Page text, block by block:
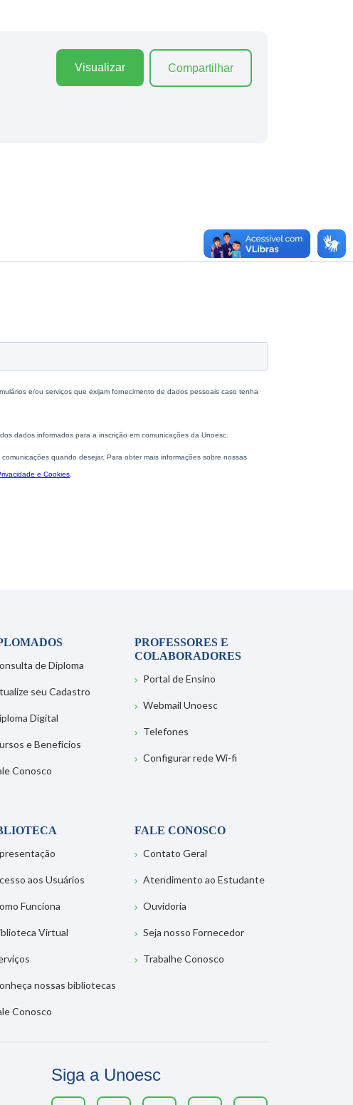
Visualizar Compartilhar
de Diploma
seu Cadastro
Digital
e Benefícios
Conosco
PROFESSORES E
COLABORADORES
Portal de Ensino
Webmail Unoesc
Telefones
Configurar rede Wi-fi
aos Usuários
Funciona
Virtual
nossas bibliotecas
Conosco
FALE CONOSCO
Contato Geral
Atendimento ao Estudante
Ouvidoria
Seja nosso Fornecedor
Trabalhe Conosco
Siga a Unoesc